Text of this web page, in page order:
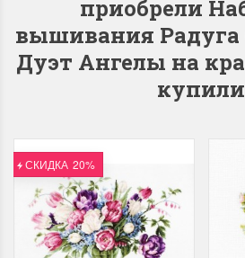
Dimensions 35231
(Ива-лебедь)
Хороший набор
Отличный набор, канва,
нитки и схема, всё в
отличном состоянии.
приобрели
вышивания Радуга
Дуэт Ангелы на
купили
СКИДКА 20%